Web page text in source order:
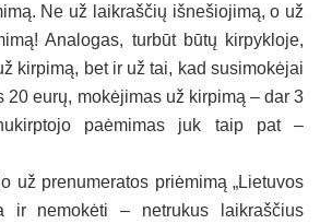
Ne už laikraščių išnešiojimą, o už
Analogas, turbūt būtų kirpykloje,
kirpimą, bet ir už tai, kad susimokėjai
20 eurų, mokėjimas už kirpimą – dar 3
paėmimas juk taip pat –
už prenumeratos priėmimą „Lietuvos
ir nemokėti – netrukus laikraščius